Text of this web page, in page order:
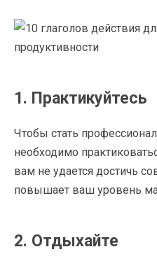
1. Практикуйтесь
Чтобы стать
необходимо
вам не удается достичь
повышает ваш уровень
2. Отдыхайте